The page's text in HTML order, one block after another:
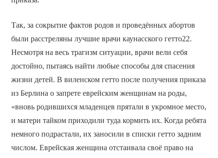
Так, за сокрытие фактов родов и проведённых абортов
были расстреляны лучшие врачи каунасского гетто22.
Несмотря на весь трагизм ситуации, врачи вели себя
достойно, пытаясь найти любые способы для спасения
жизни детей. В виленском гетто после получения приказа
из Берлина о запрете еврейским женщинам на роды,
«вновь родившихся младенцев прятали в укромное место,
и матери тайком приходили туда кормить их. Когда ребята
немного подрастали, их заносили в списки гетто задним
числом. Еврейская женщина отстаивала своё право на